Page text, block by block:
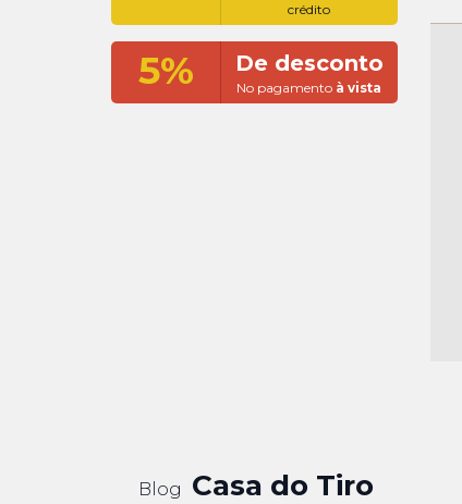
crédito
5% De desconto
No pagamento à vista
Blog Casa do Tiro